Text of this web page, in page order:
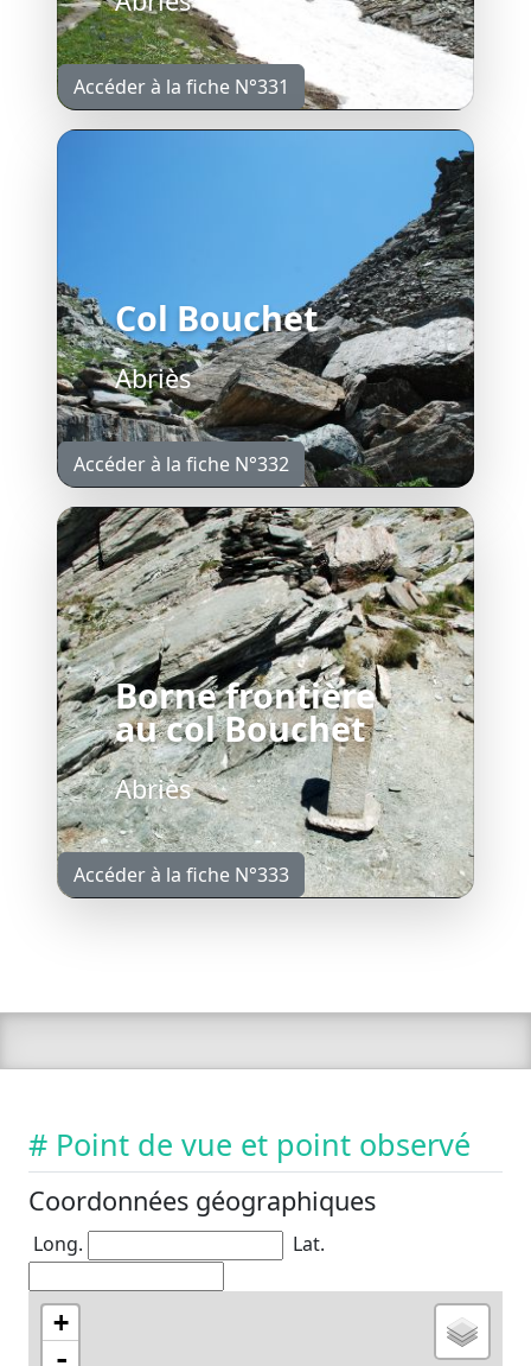
Accéder à la fiche N°331
Col Bouchet
Abriès
Accéder à la fiche N°332
Borne frontière
au col Bouchet
Abriès
Accéder à la fiche N°333
# Point de vue et point observé
Coordonnées géographiques
Long. Lat.
+
-